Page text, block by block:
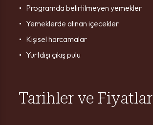
Programda belirtilmeyen yemekler
Yemeklerde alınan içecekler
Kişisel harcamalar
Yurtdışı çıkış pulu
Tarihler ve Fiyatlar